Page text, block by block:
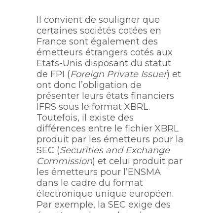
Il convient de souligner que
certaines sociétés cotées en
France sont également des
émetteurs étrangers cotés aux
Etats-Unis disposant du statut
de FPI (Foreign Private Issuer) et
ont donc l’obligation de
présenter leurs états financiers
IFRS sous le format XBRL.
Toutefois, il existe des
différences entre le fichier XBRL
produit par les émetteurs pour la
SEC (Securities and Exchange
Commission) et celui produit par
les émetteurs pour l’ENSMA
dans le cadre du format
électronique unique européen.
Par exemple, la SEC exige des